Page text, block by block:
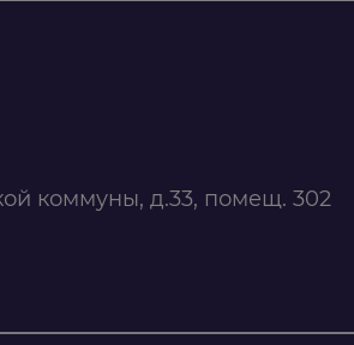
коммуны, д.33, помещ. 302